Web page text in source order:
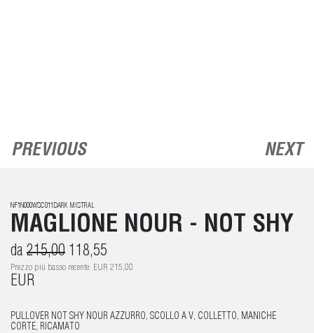
PREVIOUS NEXT
NF1N000WSC011DARK MISTRAL
MAGLIONE NOUR - NOT SHY
da 215,00 118,55
Prezzo più basso recente: EUR 215,00
EUR
PULLOVER NOT SHY NOUR AZZURRO, SCOLLO A V, COLLETTO, MANICHE
CORTE, RICAMATO